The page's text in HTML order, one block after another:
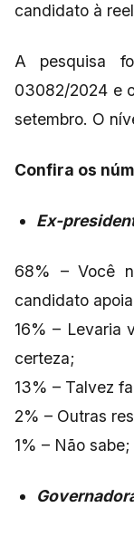
candidato à
A pesquisa
03082/2024 e
setembro. O
Confira os
Ex-
68% – Você
candidato
16% – Levaria
certeza;
13% – Talvez
2% – Outras
1% – Não sabe;